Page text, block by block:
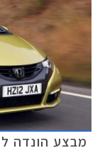
מבצע הונדה